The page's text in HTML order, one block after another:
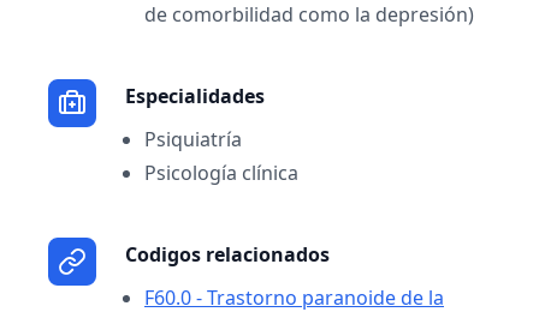
de comorbilidad como la depresión)
Especialidades
Psiquiatría
Psicología clínica
Codigos relacionados
F60.0 - Trastorno paranoide de la